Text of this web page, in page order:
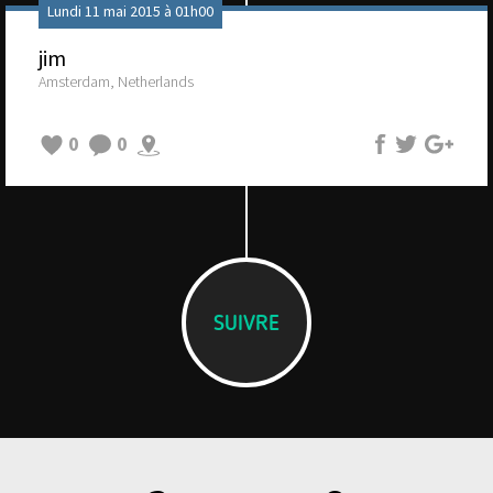
Lundi 11 mai 2015 à 01h00
jim
Amsterdam, Netherlands
0 0
SUIVRE